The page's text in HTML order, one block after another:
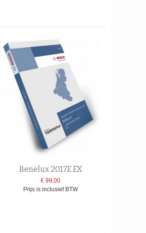
Benelux 2017E EX
€ 99,00
Prijs is inclusief BTW